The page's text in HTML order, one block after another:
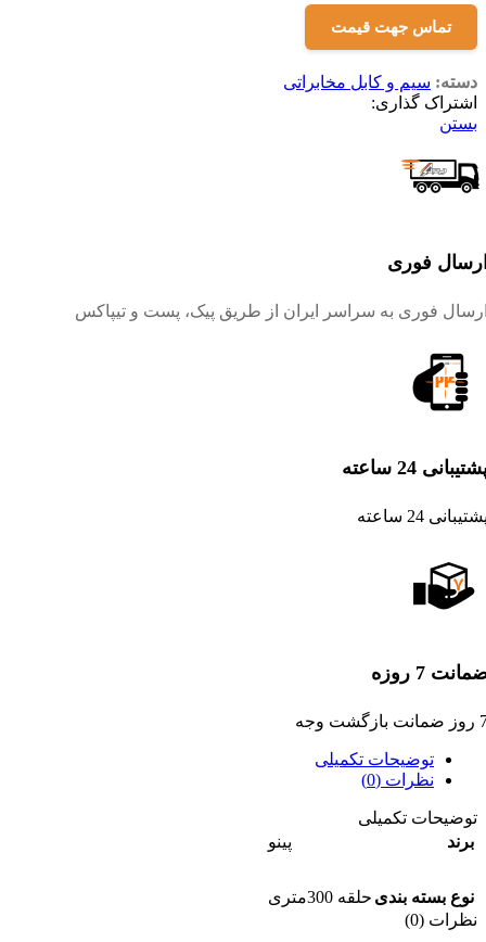
تماس جهت قیمت
دسته: سیم و کابل مخابراتی
اشتراک گذاری:
بستن
فوری
فوری به سراسر ایران از طریق پیک، پست و تیپاکس
24 ساعته
24 ساعته
7 روزه
وجه
توضیحات تکمیلی
نظرات (0)
توضیحات تکمیلی
برند
پینو
نوع بسته بندی حلقه 300متری
نظرات (0)